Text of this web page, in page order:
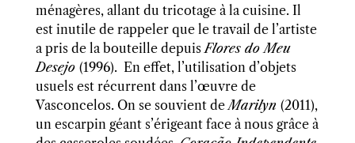
ménagères, allant du tricotage à la cuisine. Il
est inutile de rappeler que le travail de l’artiste
a pris de la bouteille depuisFlores do Meu
Desejo (1996). En effet, l’utilisation d’objets
usuels est récurrent dans l’œuvre de
Vasconcelos. On se souvient deMarilyn (2011),
un escarpin géant s’érigeant face à nous grâce à